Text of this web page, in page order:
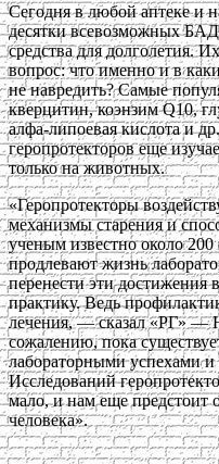
Сегодня в любой аптеке и
десятки всевозможных
средства для долголетия.
вопрос: что именно и в
не навредить? Самые
кверцитин, коэнзим Q10,
алфа-липоевая кислота и
геропротекторов еще
только на животных.
«Геропротекторы
механизмы старения и
ученым известно около
продлевают жизнь
перенести эти
практику. Ведь
лечения, — сказал «РГ» —
сожалению, пока
лабораторными успехами
Исследований
мало, и нам еще предстоит
человека».